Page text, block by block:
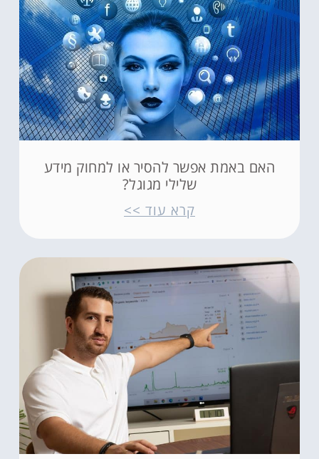
האם באמת אפשר להסיר או למחוק מידע
שלילי מגוגל?
קרא עוד >>